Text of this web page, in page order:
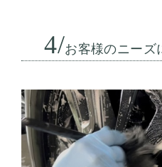
4/お客様のニーズ